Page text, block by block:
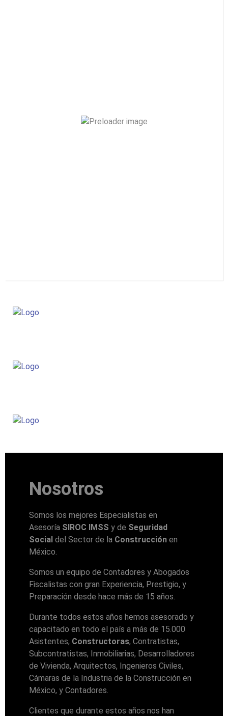
Nosotros
Somos los mejores Especialistas en
Asesoría SIROC IMSS y de Seguridad
Social del Sector de la Construcción en
México.
Somos un equipo de Contadores y Abogados
Fiscalistas con gran Experiencia, Prestigio, y
Preparación desde hace más de 15 años.
Durante todos estos años hemos asesorado y
capacitado en todo el país a más de 15.000
Asistentes, Constructoras, Contratistas,
Subcontratistas, Inmobiliarias, Desarrolladores
de Vivienda, Arquitectos, Ingenieros Civiles,
Cámaras de la Industria de la Construcción en
México, y Contadores.
Clientes que durante estos años nos han